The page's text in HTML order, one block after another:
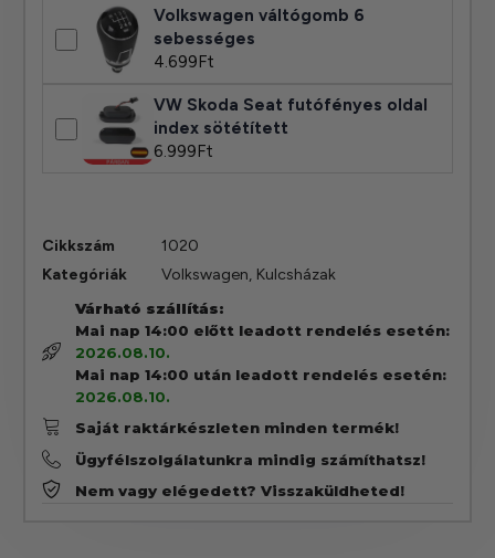
Volkswagen váltógomb 6
sebességes
4.699 Ft
VW Skoda Seat futófényes oldal
index sötétített
6.999 Ft
Cikkszám
1020
Kategóriák
Volkswagen, Kulcsházak
Várható szállítás:
Mai nap 14:00 előtt leadott rendelés esetén:
2026.08.10.
Mai nap 14:00 után leadott rendelés esetén:
2026.08.10.
Saját raktárkészleten minden termék!
Ügyfélszolgálatunkra mindig számíthatsz!
Nem vagy elégedett? Visszaküldheted!